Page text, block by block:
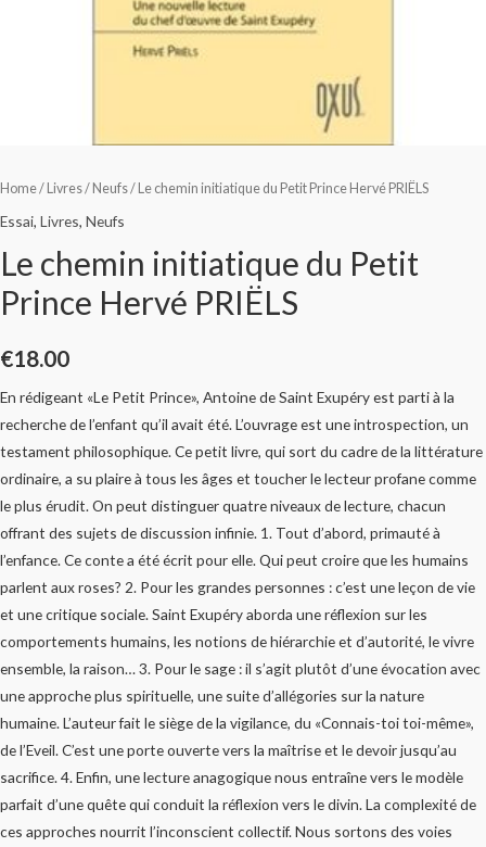
Home/ Livres/ Neufs/ Le chemin initiatique du Petit Prince Hervé PRIËLS
Essai, Livres, Neufs
Le chemin initiatique du Petit
Prince Hervé PRIËLS
€18.00
En rédigeant «Le Petit Prince», Antoine de Saint Exupéry est parti à la
recherche de l’enfant qu’il avait été. L’ouvrage est une introspection, un
testament philosophique. Ce petit livre, qui sort du cadre de la littérature
ordinaire, a su plaire à tous les âges et toucher le lecteur profane comme
le plus érudit. On peut distinguer quatre niveaux de lecture, chacun
offrant des sujets de discussion infinie. 1. Tout d’abord, primauté à
l’enfance. Ce conte a été écrit pour elle. Qui peut croire que les humains
parlent aux roses? 2. Pour les grandes personnes : c’est une leçon de vie
et une critique sociale. Saint Exupéry aborda une réflexion sur les
comportements humains, les notions de hiérarchie et d’autorité, le vivre
ensemble, la raison… 3. Pour le sage : il s’agit plutôt d’une évocation avec
une approche plus spirituelle, une suite d’allégories sur la nature
humaine. L’auteur fait le siège de la vigilance, du «Connais-toi toi-même»,
de l’Eveil. C’est une porte ouverte vers la maîtrise et le devoir jusqu’au
sacrifice. 4. Enfin, une lecture anagogique nous entraîne vers le modèle
parfait d’une quête qui conduit la réflexion vers le divin. La complexité de
ces approches nourrit l’inconscient collectif. Nous sortons des voies